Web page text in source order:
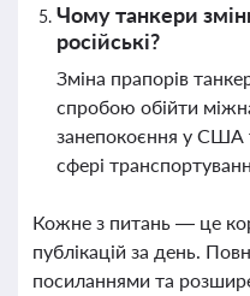
Чому танкери
російські?
Зміна прапорів
спробою обійти
занепокоєння у США
сфері
Кожне з питань — це
публікацій за день.
посиланнями та